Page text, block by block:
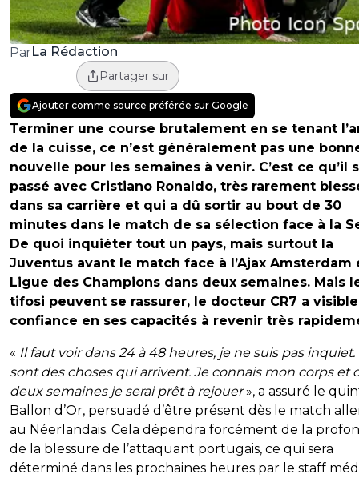
ParLa Rédaction
Partager sur
Ajouter comme source préférée sur Google
Terminer une course brutalement en se tenant
de la cuisse, ce n’est généralement pas une
nouvelle pour les semaines à venir. C’est ce qu’il
passé avec Cristiano Ronaldo, très rarement
dans sa carrière et qui a dû sortir au bout de 30
minutes dans le match de sa sélection face à la
De quoi inquiéter tout un pays, mais surtout la
Juventus avant le match face à l’Ajax Amsterdam
Ligue des Champions dans deux semaines. Mais
tifosi peuvent se rassurer, le docteur CR7 a
confiance en ses capacités à revenir très
« Il faut voir dans 24 à 48 heures, je ne suis pas inquiet.
sont des choses qui arrivent. Je connais mon corps et
deux semaines je serai prêt à rejouer», a assuré le
Ballon d’Or, persuadé d’être présent dès le match
au Néerlandais. Cela dépendra forcément de la
de la blessure de l’attaquant portugais, ce qui sera
déterminé dans les prochaines heures par le staff